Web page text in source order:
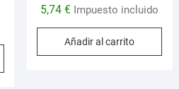
5,74€ Impuesto incluido
Añadir al carrito